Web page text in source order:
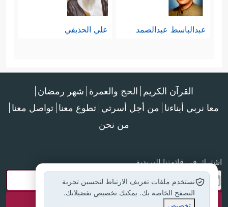
عبدالباسط عبدالصمد علي الحذيفي
القرآن الكريم الحج والعمرة شهر رمضان
معا نربي أبناءنا من أجل أسرتي تطوع معنا تواصل معنا
من نحن
اشترك في قائمتنا البريدية
نستخدم ملفات تعريف الارتباط لتحسين تجربة
التصفح الخاصة بك. يمكنك تخصيص تفضيلاتك.
تخصيص